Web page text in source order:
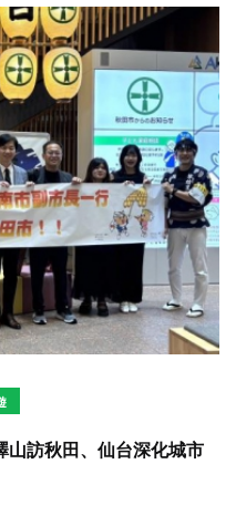
山訪秋田、仙台深化城市